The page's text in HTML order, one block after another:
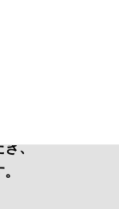
き、